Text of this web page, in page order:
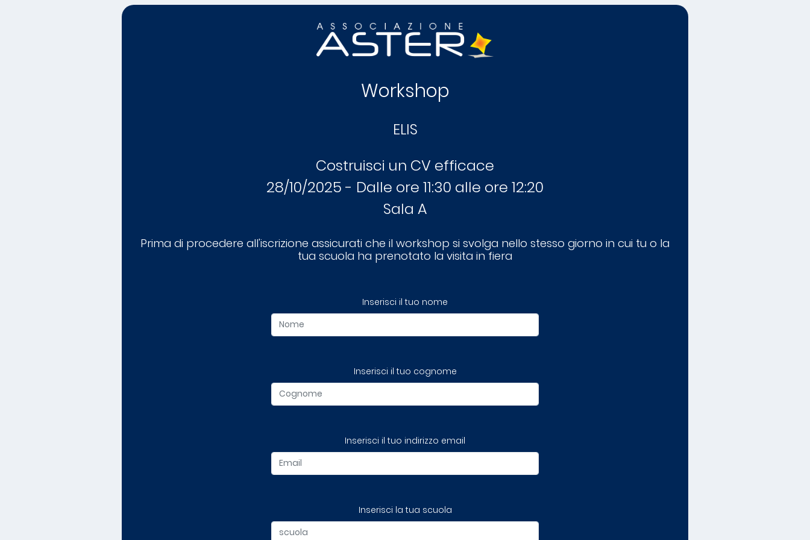
Workshop
ELIS
Costruisci un CV efficace
28/10/2025 - Dalle ore 11:30 alle ore 12:20
Sala A
Prima di procedere all'iscrizione assicurati che il workshop si svolga nello stesso giorno in cui tu o la
tua scuola ha prenotato la visita in fiera
Inserisci il tuo nome
Inserisci il tuo cognome
Inserisci il tuo indirizzo email
Inserisci la tua scuola